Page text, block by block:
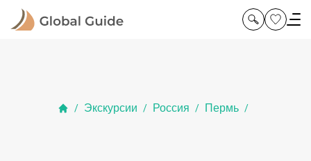
/ Экскурсии / Россия / Пермь /